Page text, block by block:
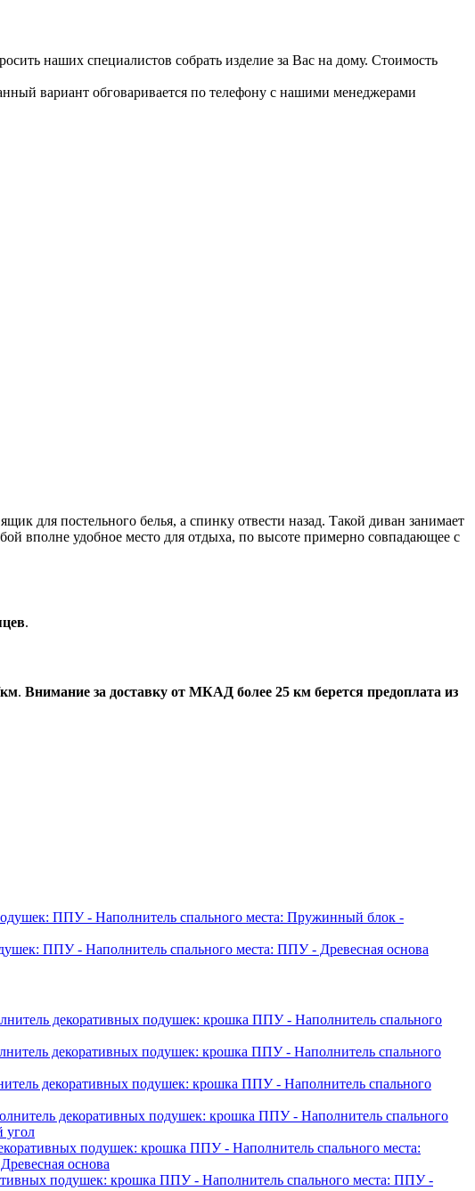
наших специалистов собрать изделие за Вас на дому. Стоимость
вариант обговаривается по телефону с нашими менеджерами
для постельного белья, а спинку отвести назад. Такой диван занимает
вполне удобное место для отдыха, по высоте примерно совпадающее с
.
. Внимание за доставку от МКАД более 25 км берется предоплата из
ППУ - Наполнитель спального места: Пружинный блок -
ППУ - Наполнитель спального места: ППУ - Древесная основа
декоративных подушек: крошка ППУ - Наполнитель спального
декоративных подушек: крошка ППУ - Наполнитель спального
декоративных подушек: крошка ППУ - Наполнитель спального
декоративных подушек: крошка ППУ - Наполнитель спального
угол
подушек: крошка ППУ - Наполнитель спального места:
основа
подушек: крошка ППУ - Наполнитель спального места: ППУ -